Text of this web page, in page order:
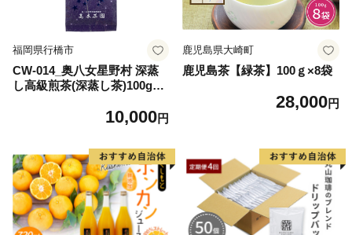
福岡県行橋市
CW-014_奥八女星野村 深蒸
し高級煎茶(深蒸し茶)100g×2
10,000円
鹿児島県大崎町
鹿児島茶【緑茶】100ｇ×8袋
28,000円